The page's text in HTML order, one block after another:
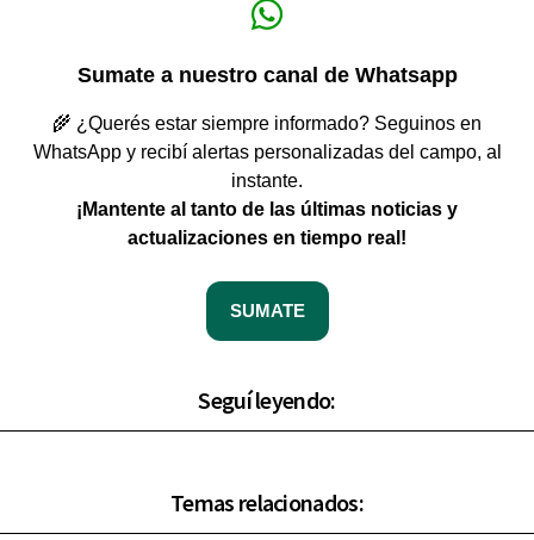
Sumate a nuestro canal de Whatsapp
🌾 ¿Querés estar siempre informado? Seguinos en
WhatsApp y recibí alertas personalizadas del campo, al
instante.
¡Mantente al tanto de las últimas noticias y
actualizaciones en tiempo real!
SUMATE
Seguí leyendo:
Temas relacionados: